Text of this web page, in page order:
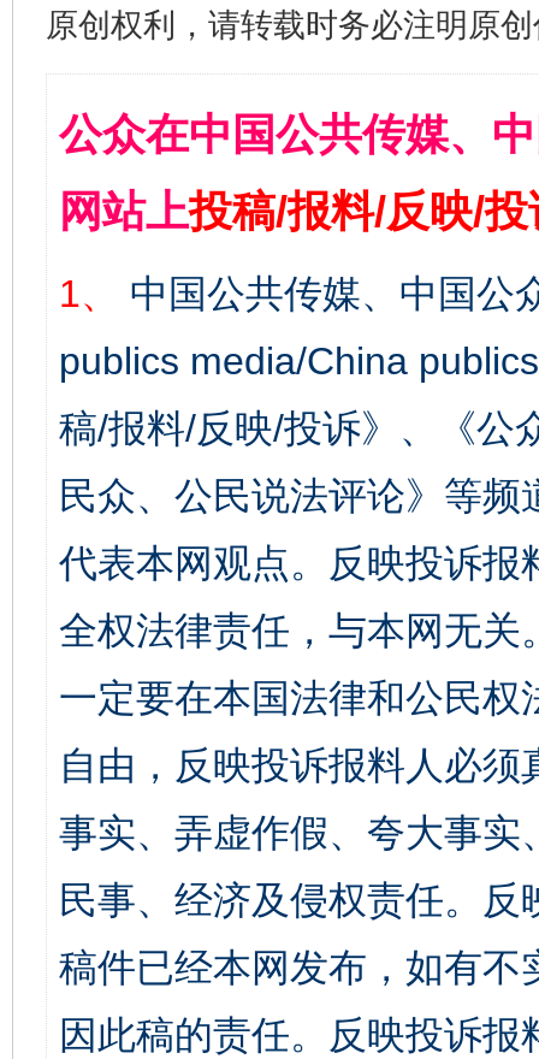
原创权利，请转载时务必注明原
公众在中国公共传媒、
网站上投稿/报料/反映/
1、
中国公共传媒、中国公
publics media/China
稿/报料/反映/投诉》、《公
民众、公民说法评论》等
代表本网观点。反映投诉
全权法律责任，与本网无
一定要在本国法律和公民
自由，反映投诉报料人必
事实、弄虚作假、夸大事
民事、经济及侵权责任。
稿件已经本网发布，如有
因此稿的责任。反映投诉